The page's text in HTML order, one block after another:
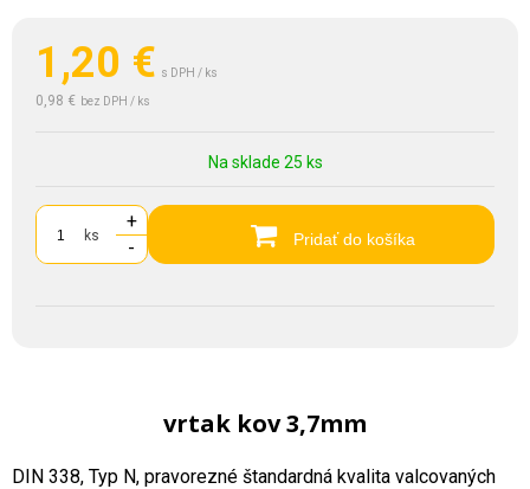
1,20 € s DPH / ks
0,98 € bez DPH / ks
Na sklade 25 ks
ks
+
-
Pridať do košíka
vrtak kov 3,7mm
DIN 338, Typ N, pravorezné štandardná kvalita valcovaných